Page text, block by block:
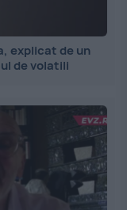
explicat de un
de volatili